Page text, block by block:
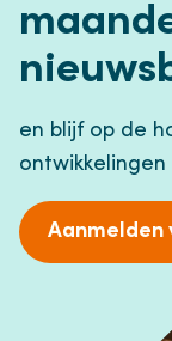
en blijf op de
ontwikkelingen
Aanmelden